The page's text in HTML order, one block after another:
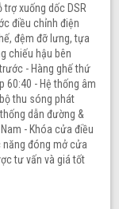
xuống dốc DSR
điều chỉnh điện
đệm đỡ lưng, tựa
chiếu hậu bên
- Hàng ghế thứ
60:40 - Hệ thống âm
thu sóng phát
dẫn đường &
- Khóa cửa điều
năng đóng mở cửa
tư vấn và giá tốt